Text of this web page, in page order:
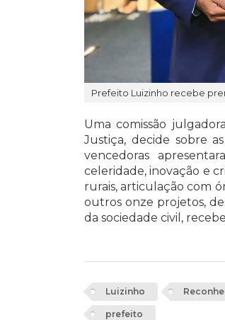
Prefeito Luizinho recebe
Uma comissão
Justiça, decide sobre
vencedoras
celeridade, inovação e
rurais, articulação com
outros onze projetos,
da sociedade civil,
Luizinho
prefeito